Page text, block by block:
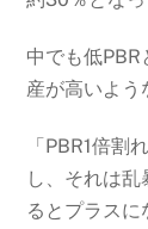
中でも低
産が高いよう
「PBR1倍割
し、それは
るとプラスに